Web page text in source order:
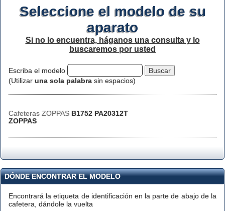
Seleccione el modelo de su
aparato
Si no lo encuentra, háganos una consulta y lo
buscaremos por usted
Escriba el modelo
(Utilizar una sola palabra sin espacios)
Cafeteras ZOPPAS B1752 PA20312T
ZOPPAS
DÓNDE ENCONTRAR EL MODELO
Encontrará la etiqueta de identificación en la parte de abajo de la
cafetera, dándole la vuelta